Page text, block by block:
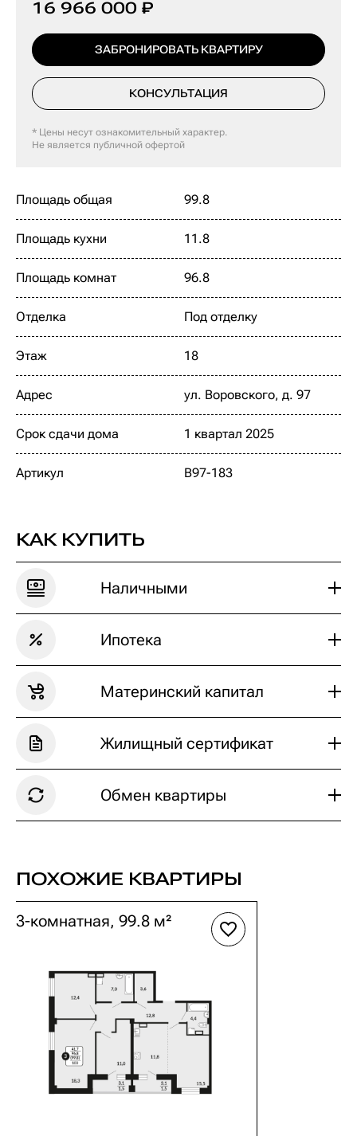
16 966 000 ₽
ЗАБРОНИРОВАТЬ КВАРТИРУ
КОНСУЛЬТАЦИЯ
* Цены несут ознакомительный характер.
Не является публичной офертой
Площадь общая 99.8
Площадь кухни 11.8
Площадь комнат 96.8
Отделка Под отделку
Этаж 18
Адрес ул. Воровского, д. 97
Срок сдачи дома 1 квартал 2025
Артикул В97-183
КАК КУПИТЬ
Наличными
Ипотека
Материнский капитал
Жилищный сертификат
Обмен квартиры
ПОХОЖИЕ КВАРТИРЫ
3-комнатная, 99.8 м²